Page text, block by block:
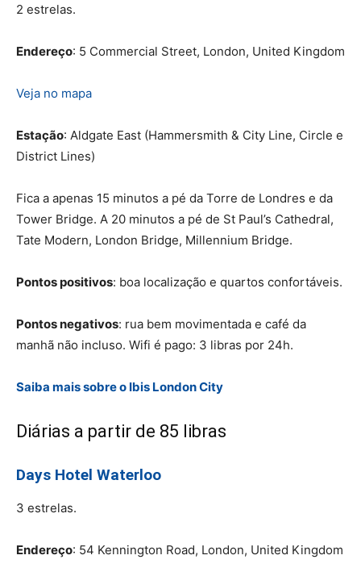
2 estrelas.
Endereço: 5 Commercial Street, London, United Kingdom
Veja no mapa
Estação: Aldgate East (Hammersmith & City Line, Circle e
District Lines)
Fica a apenas 15 minutos a pé da Torre de Londres e da
Tower Bridge. A 20 minutos a pé de St Paul’s Cathedral,
Tate Modern, London Bridge, Millennium Bridge.
Pontos positivos: boa localização e quartos confortáveis.
Pontos negativos: rua bem movimentada e café da
manhã não incluso. Wifi é pago: 3 libras por 24h.
Saiba mais sobre o Ibis London City
Diárias a partir de 85 libras
Days Hotel Waterloo
3 estrelas.
Endereço: 54 Kennington Road, London, United Kingdom